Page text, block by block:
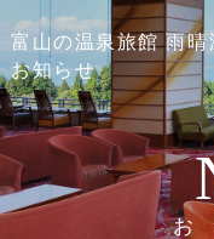
富山の温泉旅館 雨晴
お知らせ